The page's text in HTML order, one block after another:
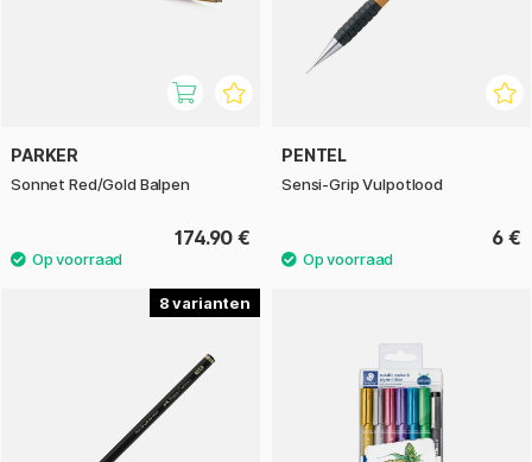
PARKER
Sonnet Red/Gold Balpen
174.90 €
PENTEL
Sensi-Grip Vulpotlood
6 €
8